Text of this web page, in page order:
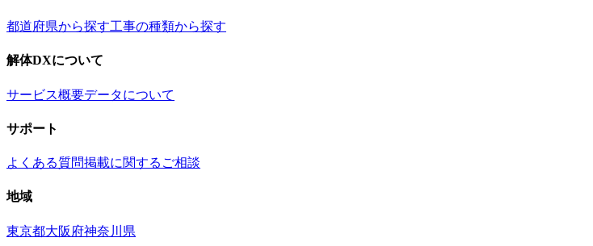
都道府県から探す工事の種類から探す
解体DXについて
サービス概要データについて
サポート
よくある質問掲載に関するご相談
地域
東京都大阪府神奈川県